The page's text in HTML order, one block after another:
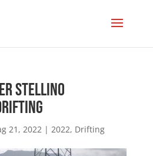
Stellino
21, 2022| 2022, Drifting